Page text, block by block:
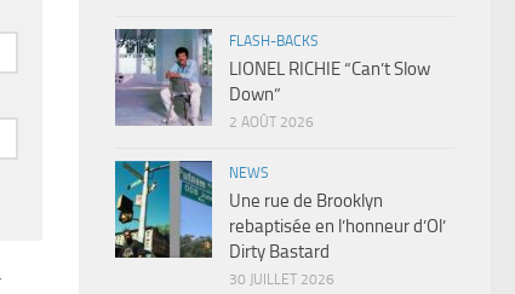
FLASH-BACKS
LIONEL RICHIE “Can’t Slow
Down”
2 AOÛT 2026
NEWS
Une rue de Brooklyn
rebaptisée en l’honneur d’Ol’
Dirty Bastard
30 JUILLET 2026